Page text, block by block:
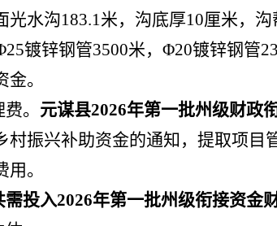
光水沟183.1米，沟底厚10厘米，
镀锌钢管3500米，Φ20镀锌钢管
。
。 元谋县2026年第一批州级财政
村振兴补助资金的通知，提取项
。
需投入2026年第一批州级衔接资金